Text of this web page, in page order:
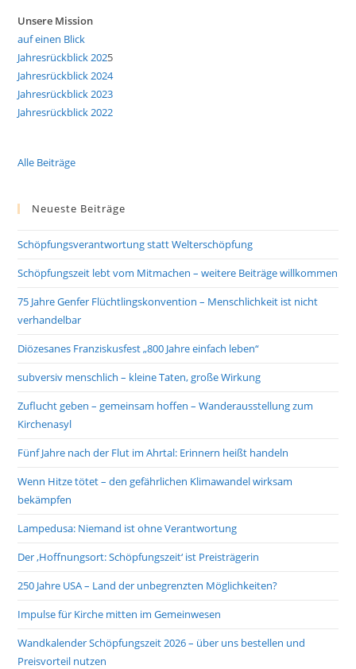
Unsere Mission
auf einen Blick
Jahresrückblick 2025
Jahresrückblick 2024
Jahresrückblick 2023
Jahresrückblick 2022
Alle Beiträge
Neueste Beiträge
Schöpfungsverantwortung statt Welterschöpfung
Schöpfungszeit lebt vom Mitmachen – weitere Beiträge willkommen
75 Jahre Genfer Flüchtlingskonvention – Menschlichkeit ist nicht
verhandelbar
Diözesanes Franziskusfest „800 Jahre einfach leben“
subversiv menschlich – kleine Taten, große Wirkung
Zuflucht geben – gemeinsam hoffen – Wanderausstellung zum
Kirchenasyl
Fünf Jahre nach der Flut im Ahrtal: Erinnern heißt handeln
Wenn Hitze tötet – den gefährlichen Klimawandel wirksam
bekämpfen
Lampedusa: Niemand ist ohne Verantwortung
Der ‚Hoffnungsort: Schöpfungszeit‘ ist Preisträgerin
250 Jahre USA – Land der unbegrenzten Möglichkeiten?
Impulse für Kirche mitten im Gemeinwesen
Wandkalender Schöpfungszeit 2026 – über uns bestellen und
Preisvorteil nutzen